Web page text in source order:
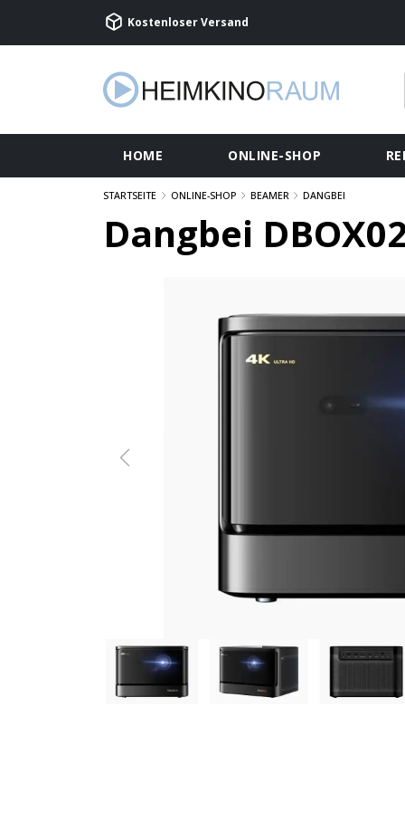
Kostenloser Versand
HOME ONLINE-SHOP
STARTSEITE ONLINE-SHOP BEAMER DANGBEI
Dangbei